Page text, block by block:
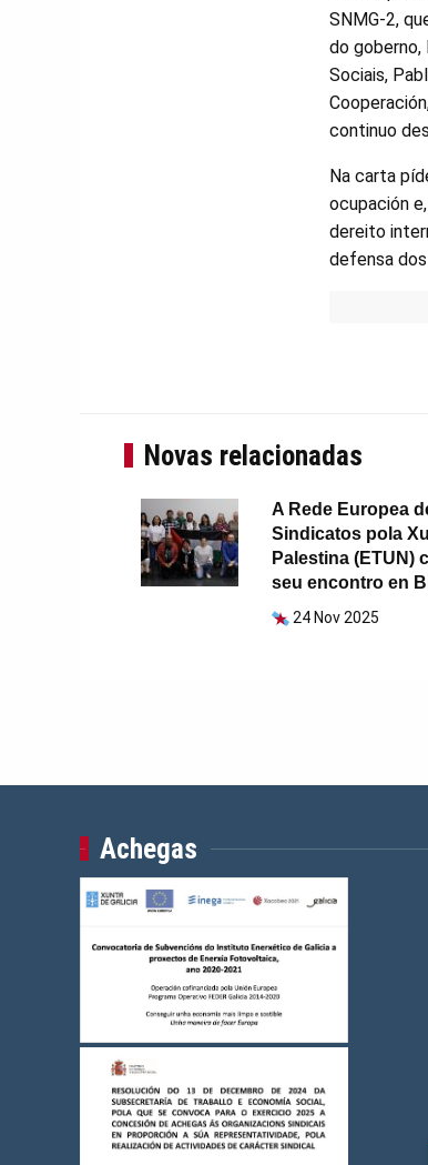
SNMG-2,
do goberno,
Sociais,
continuo
Na carta
ocupación
dereito
defensa
Novas relacionadas
A Rede Europea
Sindicatos pola
Palestina (ETUN)
seu encontro en
24 Nov 2025
Achegas